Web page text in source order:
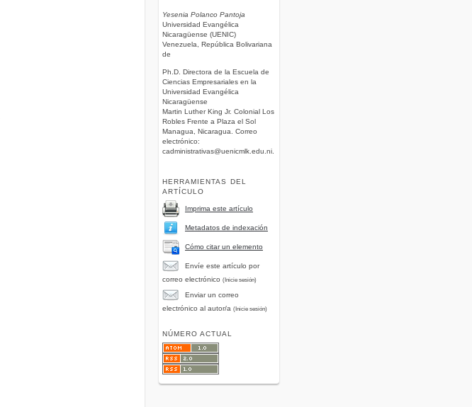
Yesenia Polanco Pantoja
Universidad Evangélica
Nicaragüense (‎UENIC)
Venezuela, República Bolivariana
de
Ph.D. Directora de la Escuela de
Ciencias Empresariales en la
Universidad Evangélica
Nicaragüense
Martin Luther King Jr. Colonial Los
Robles Frente a Plaza el Sol
Managua, Nicaragua. Correo
electrónico:
cadministrativas@uenicmlk.edu.ni.
HERRAMIENTAS DEL
ARTÍCULO
Imprima este artículo
Metadatos de indexación
Cómo citar un elemento
Envíe este artículo por
correo electrónico (Inicie sesión)
Enviar un correo
electrónico al autor/a (Inicie sesión)
NÚMERO ACTUAL